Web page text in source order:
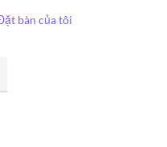
bàn của tôi